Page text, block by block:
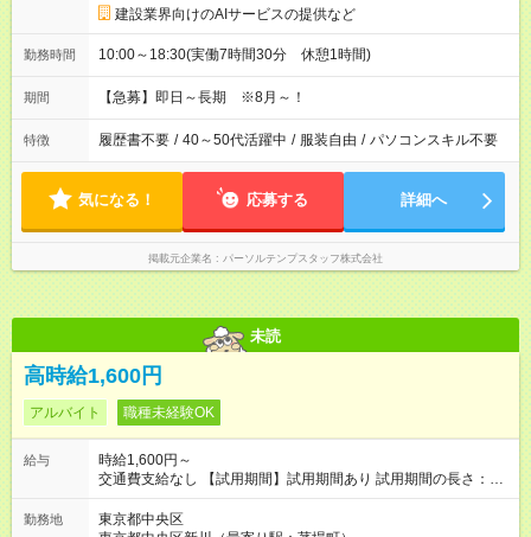
建設業界向けのAIサービスの提供など
勤務時間 10:00～18:30(実働7時間30分 休憩1時間)
期間 【急募】即日～長期 ※8月～！
特徴 履歴書不要 / 40～50代活躍中 / 服装自由 / パソコンスキル不要
気になる！ 応募する 詳細へ
掲載元企業名 パーソルテンプスタッフ株式会社
未読
高時給1,600円
アルバイト 職種未経験OK
給与
時給1,600円～
交通費支給なし 【試用期間】試用期間あり 試用期間の長さ：1
ヶ月 雇用形態、給与は本採用時と同じです。
勤務地
東京都中央区